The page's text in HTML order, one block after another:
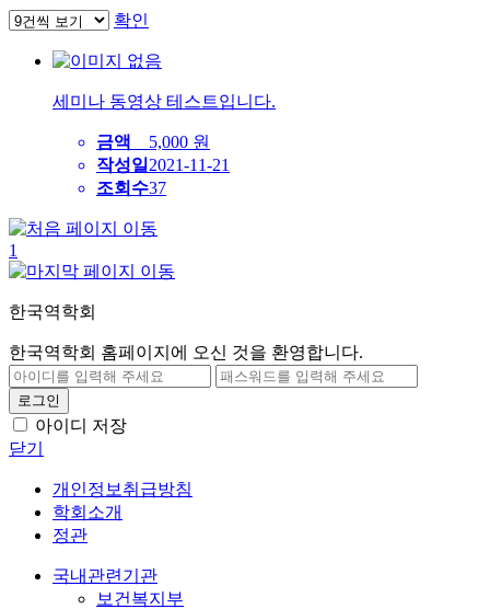
확인
세미나 동영상 테스트입니다.
금액
5,000 원
작성일 2021-11-21
조회수37
1
한국역학회
한국역학회 홈페이지에 오신 것을 환영합니다.
아이디 저장
닫기
개인정보취급방침
학회소개
정관
국내관련기관
보건복지부